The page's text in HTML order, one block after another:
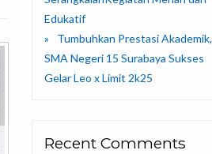
Edukatif
Tumbuhkan Prestasi Akademik,
SMA Negeri 15 Surabaya Sukses
Gelar Leo x Limit 2k25
Recent Comments